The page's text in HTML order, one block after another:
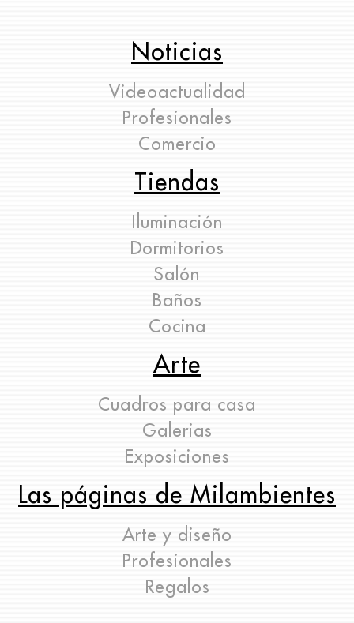
Noticias
Videoactualidad
Profesionales
Comercio
Tiendas
Iluminación
Dormitorios
Salón
Baños
Cocina
Arte
Cuadros para casa
Galerias
Exposiciones
Las páginas de Milambientes
Arte y diseño
Profesionales
Regalos